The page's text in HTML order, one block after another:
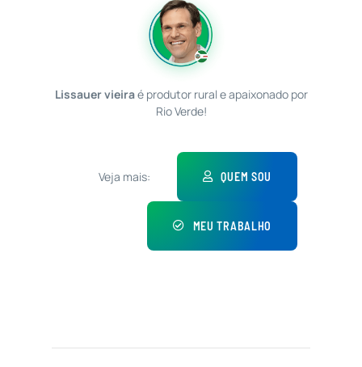
Lissauer vieiraé produtor rural e apaixonado por
Rio Verde!
Veja mais: QUEM SOU
MEU TRABALHO